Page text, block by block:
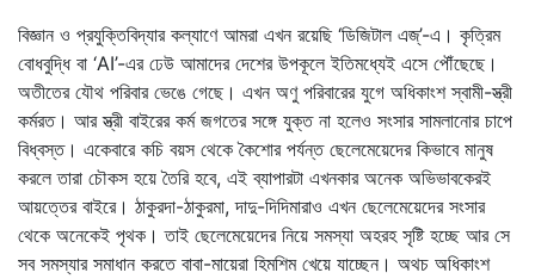
বিজ্ঞান ও প্রযুক্তিবিদ্যার কল্যাণে আমরা এখন রয়েছি ‘ডিজিটাল এজ্’-এ। কৃত্রিম
বোধবুদ্ধি বা ‘AI’-এর ঢেউ আমাদের দেশের উপকূলে ইতিমধ্যেই এসে পৌঁছেছে।
অতীতের যৌথ পরিবার ভেঙে গেছে। এখন অণু পরিবারের যুগে অধিকাংশ স্বামী-স্ত্রী
কর্মরত। আর স্ত্রী বাইরের কর্ম জগতের সঙ্গে যুক্ত না হলেও সংসার সামলানোর চাপে
বিধ্বস্ত। একেবারে কচি বয়স থেকে কৈশোর পর্যন্ত ছেলেমেয়েদের কিভাবে মানুষ
করলে তারা চৌকস হয়ে তৈরি হবে, এই ব্যাপারটা এখনকার অনেক অভিভাবকেরই
আয়ত্তের বাইরে। ঠাকুরদা-ঠাকুরমা, দাদু-দিদিমারাও এখন ছেলেমেয়েদের সংসার
থেকে অনেকেই পৃথক। তাই ছেলেমেয়েদের নিয়ে সমস্যা অহরহ সৃষ্টি হচ্ছে আর সে
সব সমস্যার সমাধান করতে বাবা-মায়েরা হিমশিম খেয়ে যাচ্ছেন। অথচ অধিকাংশ